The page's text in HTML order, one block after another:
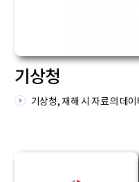
기상청
기상청, 재해 시 자료의 데